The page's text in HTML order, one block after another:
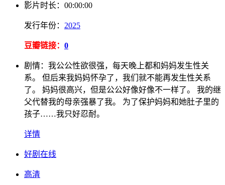
影片时长： 00:00:00
发行年份： 2025
豆瓣链接： 0
剧情： 我公公性欲很强，每天晚上都和妈妈发生性关
系。 但后来我妈妈怀孕了，我们就不能再发生性关系
了。 妈妈很高兴，但是公公好像好像不一样了。 我的继
父代替我的母亲强暴了我。 为了保护妈妈和她肚子里的
孩子……我只好忍耐。
详情
好剧在线
高清